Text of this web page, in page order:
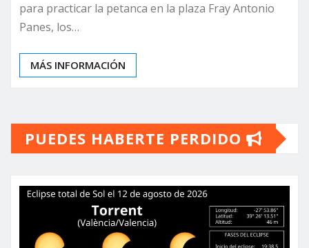
para practicar la petanca en la plaza Fray Antonio
Panes, los…
MÁS INFORMACIÓN
PUEDES HABERTE PERDIDO